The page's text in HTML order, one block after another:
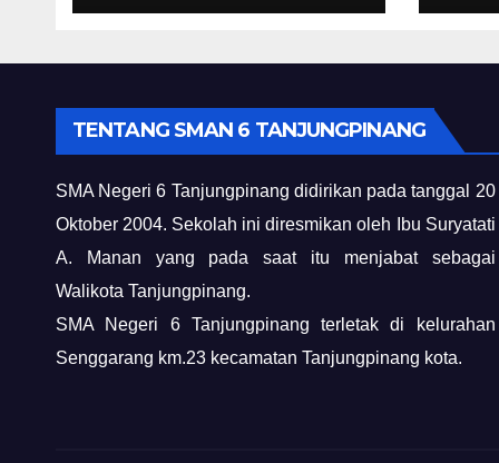
TENTANG SMAN 6 TANJUNGPINANG
SMA Negeri 6 Tanjungpinang didirikan pada tanggal 20
Oktober 2004. Sekolah ini diresmikan oleh Ibu Suryatati
A. Manan yang pada saat itu menjabat sebagai
Walikota Tanjungpinang.
SMA Negeri 6 Tanjungpinang terletak di kelurahan
Senggarang km.23 kecamatan Tanjungpinang kota.